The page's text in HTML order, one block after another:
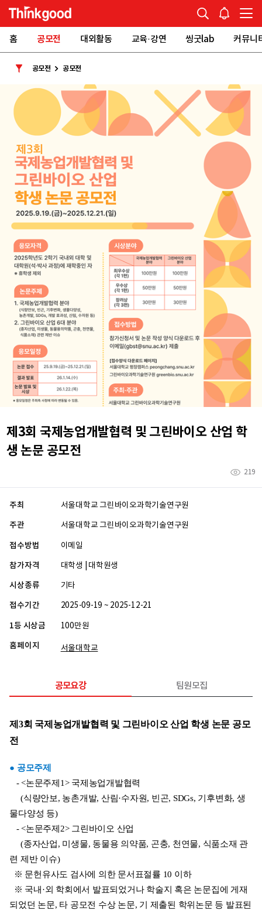
홈 공모전 대외활동 교육·강연 씽굿lab 커뮤니
공모전 공모전
제3회 국제농업개발협력 및 그린바이오 산업 학
생 논문 공모전
219
주최 서울대학교 그린바이오과학기술연구원
주관 서울대학교 그린바이오과학기술연구원
접수방법 이메일
참가자격 대학생 | 대학원생
시상종류 기타
접수기간 2025-09-19 ~ 2025-12-21
1등 시상금 100만원
홈페이지 서울대학교
공모요강 팀원모집
제3회 국제농업개발협력 및 그린바이오 산업 학생 논문 공모
전
● 공모주제
- <논문주제1> 국제농업개발협력
(식량안보, 농촌개발, 산림·수자원, 빈곤, SDGs, 기후변화, 생
물다양성 등)
- <논문주제2> 그린바이오 산업
(종자산업, 미생물, 동물용 의약품, 곤충, 천연물, 식품소재 관
련 제반 이슈)
※ 문헌유사도 검사에 의한 문서표절률 10 이하
※ 국내·외 학회에서 발표되었거나 학술지 혹은 논문집에 게재
되었던 논문, 타 공모전 수상 논문, 기 제출된 학위논문 등 발표된